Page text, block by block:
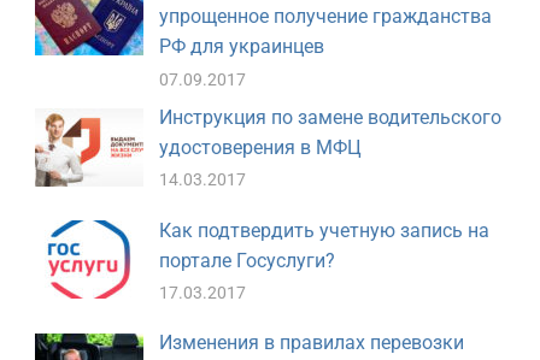
упрощенное получение гражданства
РФ для украинцев
07.09.2017
Инструкция по замене водительского
удостоверения в МФЦ
14.03.2017
Как подтвердить учетную запись на
портале Госуслуги?
17.03.2017
Изменения в правилах перевозки